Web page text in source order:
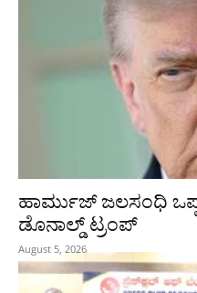
ಹಾರ್ಮುಜ್‌ ಜಲಸಂಧಿ
ಡೊನಾಲ್ಡ್‌ ಟ್ರಂಪ್‌
August 5, 2026